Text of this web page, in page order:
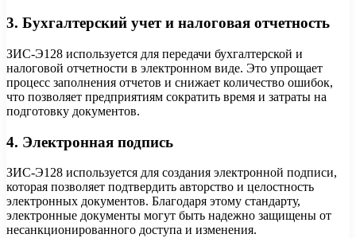
3. Бухгалтерский учет и налоговая отчетность
ЗИС-Э128 используется для передачи бухгалтерской и
налоговой отчетности в электронном виде. Это упрощает
процесс заполнения отчетов и снижает количество ошибок,
что позволяет предприятиям сократить время и затраты на
подготовку документов.
4. Электронная подпись
ЗИС-Э128 используется для создания электронной подписи,
которая позволяет подтвердить авторство и целостность
электронных документов. Благодаря этому стандарту,
электронные документы могут быть надежно защищены от
несанкционированного доступа и изменения.